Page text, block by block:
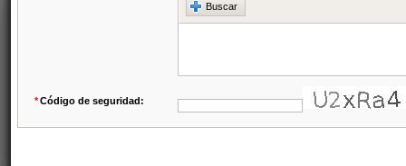
Buscar
*Código de seguridad: